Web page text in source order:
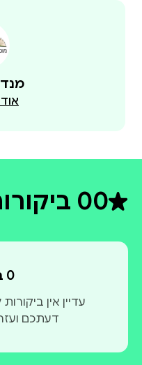
0דירוג ממוצע 0
0 ביקורות
0 ביקורות
עדיין אין
דעתכם